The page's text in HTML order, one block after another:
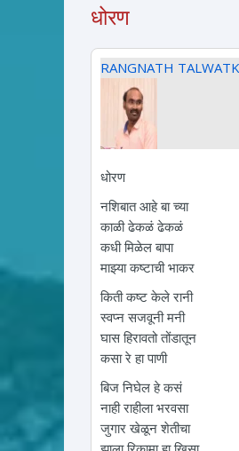
धोरण
RANGNATH
धोरण
नशिबात आहे बा च्या
काळी ढेकळं ढेकळं
कधी मिळेल बापा
माझ्या कष्टाची भाकर
किती कष्ट केले रानी
स्वप्न सजवूनी मनी
घास हिरावतो तोंडातून
कसा रे हा पाणी
बिज निघेल हे कसं
नाही राहीला भरवसा
जुगार खेळून शेतीचा